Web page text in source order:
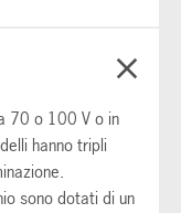
70 o 100 V o in
hanno tripli
sono dotati di un